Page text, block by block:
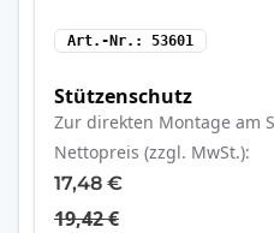
Art.-Nr. 53601
Stützenschutz
Zur direkten Montage am
Nettopreis (zzgl. MwSt.)
17,48 €
19,42 €